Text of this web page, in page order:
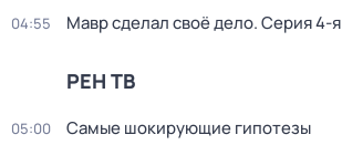
04:55 Мавр сделал своё дело. Серия 4-я
РЕН ТВ
05:00 Самые шoкиpующие гипотезы